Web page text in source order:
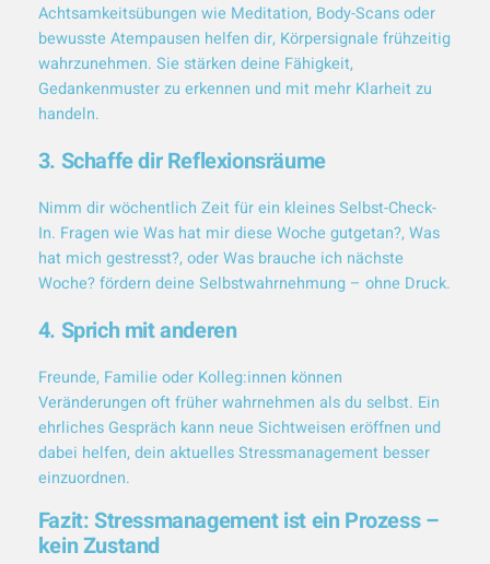
Achtsamkeitsübungen wie Meditation, Body-Scans oder
bewusste Atempausen helfen dir, Körpersignale frühzeitig
wahrzunehmen. Sie stärken deine Fähigkeit,
Gedankenmuster zu erkennen und mit mehr Klarheit zu
handeln.
3. Schaffe dir Reflexionsräume
Nimm dir wöchentlich Zeit für ein kleines Selbst-Check-
In. Fragen wie Was hat mir diese Woche gutgetan?,Was
hat mich gestresst?, oderWas brauche ich nächste
Woche?fördern deine Selbstwahrnehmung – ohne Druck.
4. Sprich mit anderen
Freunde, Familie oder Kolleg:innen können
Veränderungen oft früher wahrnehmen als du selbst. Ein
ehrliches Gespräch kann neue Sichtweisen eröffnen und
dabei helfen, dein aktuelles Stressmanagement besser
einzuordnen.
Fazit: Stressmanagement ist ein Prozess –
kein Zustand